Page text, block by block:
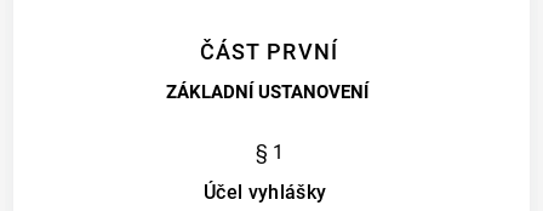
ČÁST PRVNÍ
ZÁKLADNÍ USTANOVENÍ
§ 1
Účel vyhlášky